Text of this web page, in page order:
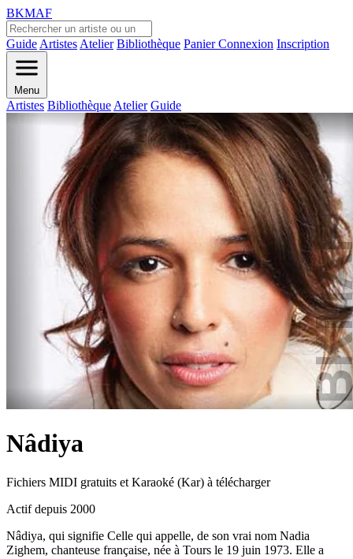
BKMAF
Guide Artistes Atelier Bibliothèque PanierConnexion Inscription
Menu
Artistes Bibliothèque Atelier Guide
Nâdiya
Fichiers MIDI gratuits et Karaoké (Kar) à télécharger
Actif depuis 2000
Nâdiya, qui signifie Celle qui appelle, de son vrai nom Nadia
Zighem, chanteuse française, née à Tours le 19 juin 1973. Elle a